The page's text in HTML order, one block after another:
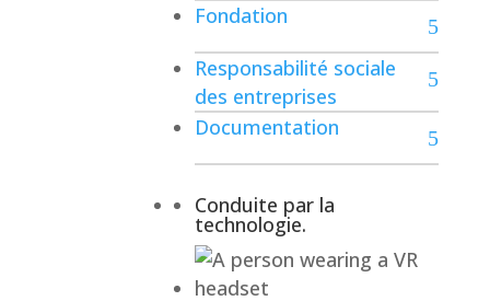
Fondation
Responsabilité sociale
des entreprises
Documentation
Conduite par la
technologie.